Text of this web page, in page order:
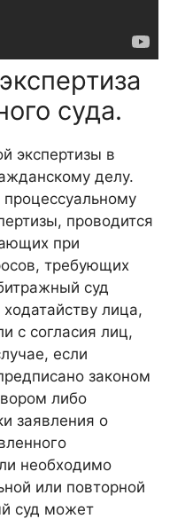
суда.
экспертизы в
делу.
проводится
при
требующих
суд
ходатайству лица,
с согласия лиц,
если
законом
либо
заявления о
необходимо
или повторной
суд может